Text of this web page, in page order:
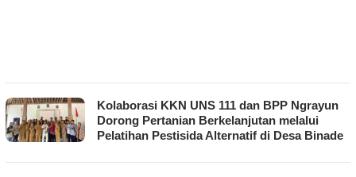
Kolaborasi KKN UNS 111 dan BPP Ngrayun
Dorong Pertanian Berkelanjutan melalui
Pelatihan Pestisida Alternatif di Desa Binade